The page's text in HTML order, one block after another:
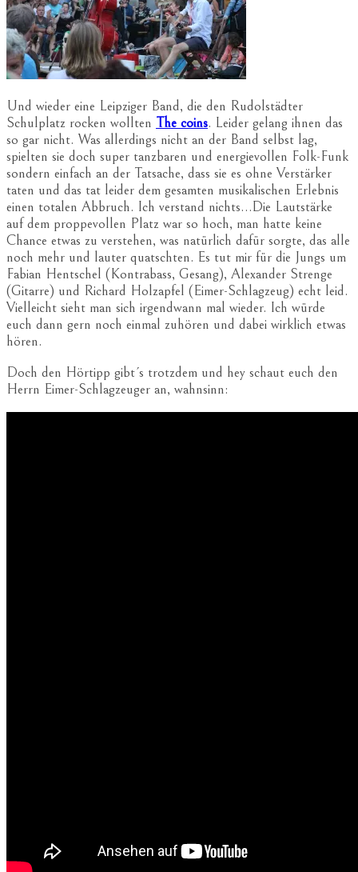
Und wieder eine Leipziger Band, die den Rudolstädter
Schulplatz rocken wollten The coins. Leider gelang ihnen das
so gar nicht. Was allerdings nicht an der Band selbst lag,
spielten sie doch super tanzbaren und energievollen Folk-Funk
sondern einfach an der Tatsache, dass sie es ohne Verstärker
taten und das tat leider dem gesamten musikalischen Erlebnis
einen totalen Abbruch. Ich verstand nichts…Die Lautstärke
auf dem proppevollen Platz war so hoch, man hatte keine
Chance etwas zu verstehen, was natürlich dafür sorgte, das alle
noch mehr und lauter quatschten. Es tut mir für die Jungs um
Fabian Hentschel (Kontrabass, Gesang), Alexander Strenge
(Gitarre) und Richard Holzapfel (Eimer-Schlagzeug) echt leid.
Vielleicht sieht man sich irgendwann mal wieder. Ich würde
euch dann gern noch einmal zuhören und dabei wirklich etwas
hören.
Doch den Hörtipp gibt´s trotzdem und hey schaut euch den
Herrn Eimer-Schlagzeuger an, wahnsinn: